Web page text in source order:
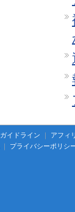
ガイドライン ｜ アフィ
｜ プライバシーポリシ